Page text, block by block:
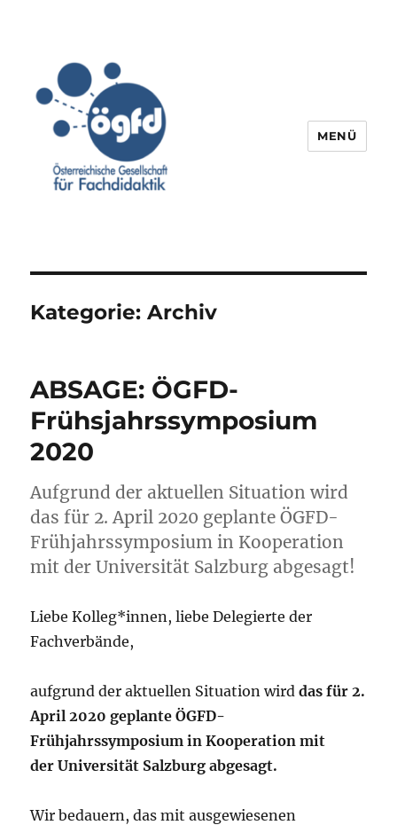
MENÜ
Kategorie:Archiv
ABSAGE: ÖGFD-
Frühsjahrssymposium
2020
Aufgrund der aktuellen Situation wird
das für 2. April 2020 geplante ÖGFD-
Frühjahrssymposium in Kooperation
mit der Universität Salzburg abgesagt!
Liebe Kolleg*innen, liebe Delegierte der
Fachverbände,
aufgrund der aktuellen Situation wirddas für 2.
April 2020 geplante ÖGFD-
Frühjahrssymposium in Kooperation mit
der Universität Salzburg abgesagt.
Wir bedauern, das mit ausgewiesenen